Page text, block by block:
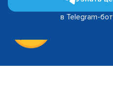
в Telegram-